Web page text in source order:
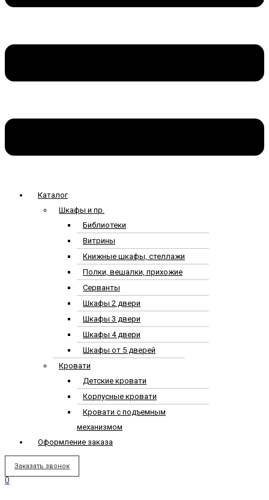
Каталог
Шкафы и пр.
Библиотеки
Витрины
Книжные шкафы, стеллажи
Полки, вешалки, прихожие
Серванты
Шкафы 2 двери
Шкафы 3 двери
Шкафы 4 двери
Шкафы от 5 дверей
Кровати
Детские кровати
Корпусные кровати
Кровати с подъемным
механизмом
Оформление заказа
Заказать звонок
0